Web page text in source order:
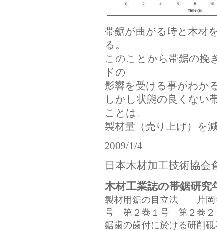
帯鋸が曲がる時と木材
る。
このことから帯鋸の挽
ドの
影響を受ける事がわか
しかし状態の良くない
ことは、
製材量（売り上げ）を
2009/1/4
日本木材加工技術協会
木材工業誌の帯鋸研究
製材用鋸の目立法 片岡
号 第２巻１号 第２巻２
鋸歯の歯付に於ける研